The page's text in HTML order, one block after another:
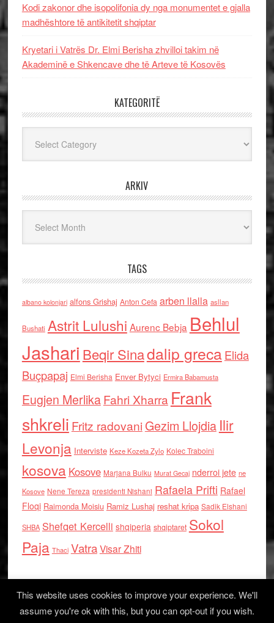
Kodi zakonor dhe isopolifonia dy nga monumentet e gjalla
madhështore të antikitetit shqiptar
Kryetari i Vatrës Dr. Elmi Berisha zhvilloi takim në
Akademinë e Shkencave dhe të Arteve të Kosovës
KATEGORITË
ARKIV
TAGS
albano kolonjari alfons Grishaj Anton Cefa arben llalla asllan
Bushati Astrit Lulushi Aurenc Bebja Behlul
Jashari Beqir Sinadalip grecaElida
Buçpapaj Elmi Berisha Enver Bytyci Ermira Babamusta
Eugjen MerlikaFahri Xharra Frank
shkreli Fritz radovaniGezim Llojdia Ilir
Levonja Interviste Keze Kozeta Zylo Kolec Traboini
kosova Kosove Marjana Bulku Murat Gecaj nderroi jete ne
Kosove Nene Tereza presidenti Nishani Rafaela Prifti Rafael
Floqi Raimonda Moisiu Ramiz Lushaj reshat kripa Sadik Elshani
SHBA Shefqet Kercelli shqiperia shqiptaret Sokol
Paja Thaci VatraVisar Zhiti
This website uses cookies to improve your experience. We'll
assume you're ok with this, but you can opt-out if you wish.